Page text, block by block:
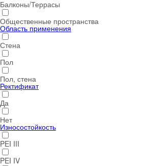
Балконы/Террасы
Общественные пространства
Область применения
Стена
Пол
Пол, стена
Ректификат
Да
Нет
Износостойкость
PEI III
PEI IV